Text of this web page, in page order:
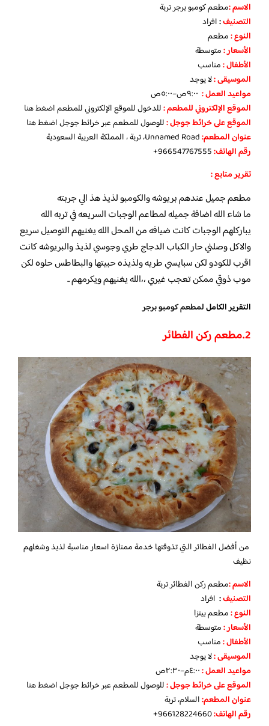
الاسم :مطعم كومبو برجر تربة
التصنيف:افراد
النوع :مطعم
الأسعار:متوسطة
الأطفال:مناسب
الموسيقى :لا يوجد
مواعيد العمل :
الموقع الإلكتروني للمطعم:للدخول للموقع الإلكتروني للمطعماضغط هنا
الموقع على خرائط جوجل:للوصول للمطعم عبر خرائط جوجلاضغط هنا
عنوان المطعم:
رقم الهاتف:
تقرير متابع :
مطعم جميل عندهم بريوشه والكومبو لذيذ هذ الي جربته
ما شاء الله اضافة جميله لمطاعم الوجبات السريعه في تربه الله
يباركلهم الوجبات كانت ضيافه من المحل الله يغنيهم التوصيل سريع
والاكل وصلني حار الكباب الدجاج طري وجوسي لذيذ والبريوشه كانت
اقرب للكودو لكن سبايسي طريه ولذيذه حبيتها والبطاطس حلوه لكن
موب ذوقي ممكن تعجب غيري ،،الله يغنيهم ويكرمهم ..
التقرير الكامللمطعم كومبو برجر
2.مطعم ركن الفطائر
من أفضل الفطائر التي تذوقتها خدمة ممتازة اسعار مناسبة لذيذ وشغلهم
نظيف
الاسم :مطعم ركن الفطائر تربة
التصنيف: افراد
النوع :مطعم بيتزا
الأسعار:متوسطة
الأطفال:مناسب
الموسيقى :لا يوجد
مواعيد العمل :٤:٠٠م–٢:٣٠ص
الموقع على خرائط جوجل:للوصول للمطعم عبر خرائط جوجلاضغط هنا
عنوان المطعم:السلام، تربة
رقم الهاتف: